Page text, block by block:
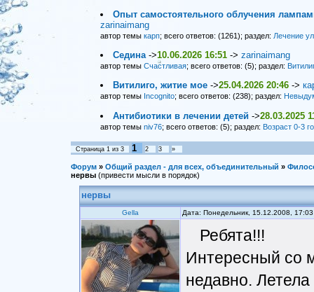
Опыт самостоятельного облучения
zarinaimang
автор темы карп; всего ответов: (1261); раздел: Лечение
Седина ->10.06.2026 16:51 ->zarinaimang
автор темы Счастливая; всего ответов: (5); раздел:
Витилиго, житие мое ->25.04.2026 20:46 ->
автор темы Incognito; всего ответов: (238); раздел:
Антибиотики в лечении детей ->28.03.2025
автор темы niv76; всего ответов: (5); раздел: Возраст 0-3
Страница 1 из 3 1 2 3 »
Форум » Общий раздел - для всех, объединительный »
нервы (привести мысли в порядок)
нервы
Gella Дата: Понедельник, 15.12.2008,
Ребята!!!
Интересный со
недавно.